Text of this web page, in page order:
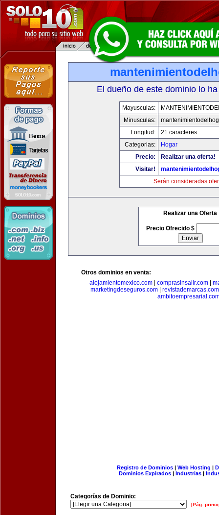
El dueño de este dominio lo
Mayusculas:
Minusculas:
Longitud:
21 caracteres
Categorias:
Hogar
Precio:
Realizar una oferta!
Visitar!
Serán consideradas
Realizar una Oferta
Precio Ofrecido $
Otros dominios en venta:
alojamientomexico.com| comprasinsalir.com|
marketingdeseguros.com
revistademarcas.com
Registro de Dominios| Web Hosting |
Dominios Expirados | Industrias |
Categorías de Dominio:
[Pág.